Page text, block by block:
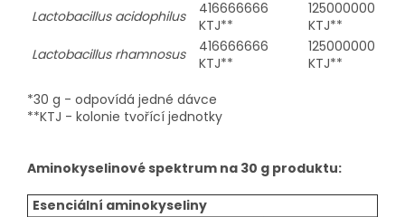
Lactobacillus acidophilus
416666666
KTJ**
125000000
KTJ**
Lactobacillus rhamnosus
416666666
KTJ**
125000000
KTJ**
*30 g - odpovídá jedné dávce
**KTJ - kolonie tvořící jednotky
Aminokyselinové spektrum na 30 g produktu:
Esenciální aminokyseliny